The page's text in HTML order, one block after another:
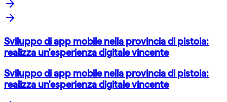
Sviluppo di app mobile nella provincia di pistoia:
realizza un'esperienza digitale vincente
Sviluppo di app mobile nella provincia di pistoia:
realizza un'esperienza digitale vincente